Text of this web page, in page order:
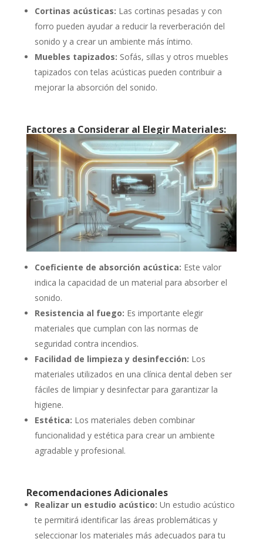
Cortinas acústicas: Las cortinas pesadas y con
forro pueden ayudar a reducir la reverberación del
sonido y a crear un ambiente más íntimo.
Muebles tapizados: Sofás, sillas y otros muebles
tapizados con telas acústicas pueden contribuir a
mejorar la absorción del sonido.
Factores a Considerar al Elegir Materiales:
Coeficiente de absorción acústica: Este valor
indica la capacidad de un material para absorber el
sonido.
Resistencia al fuego: Es importante elegir
materiales que cumplan con las normas de
seguridad contra incendios.
Facilidad de limpieza y desinfección: Los
materiales utilizados en una clínica dental deben ser
fáciles de limpiar y desinfectar para garantizar la
higiene.
Estética: Los materiales deben combinar
funcionalidad y estética para crear un ambiente
agradable y profesional.
Recomendaciones Adicionales
Realizar un estudio acústico: Un estudio acústico
te permitirá identificar las áreas problemáticas y
seleccionar los materiales más adecuados para tu